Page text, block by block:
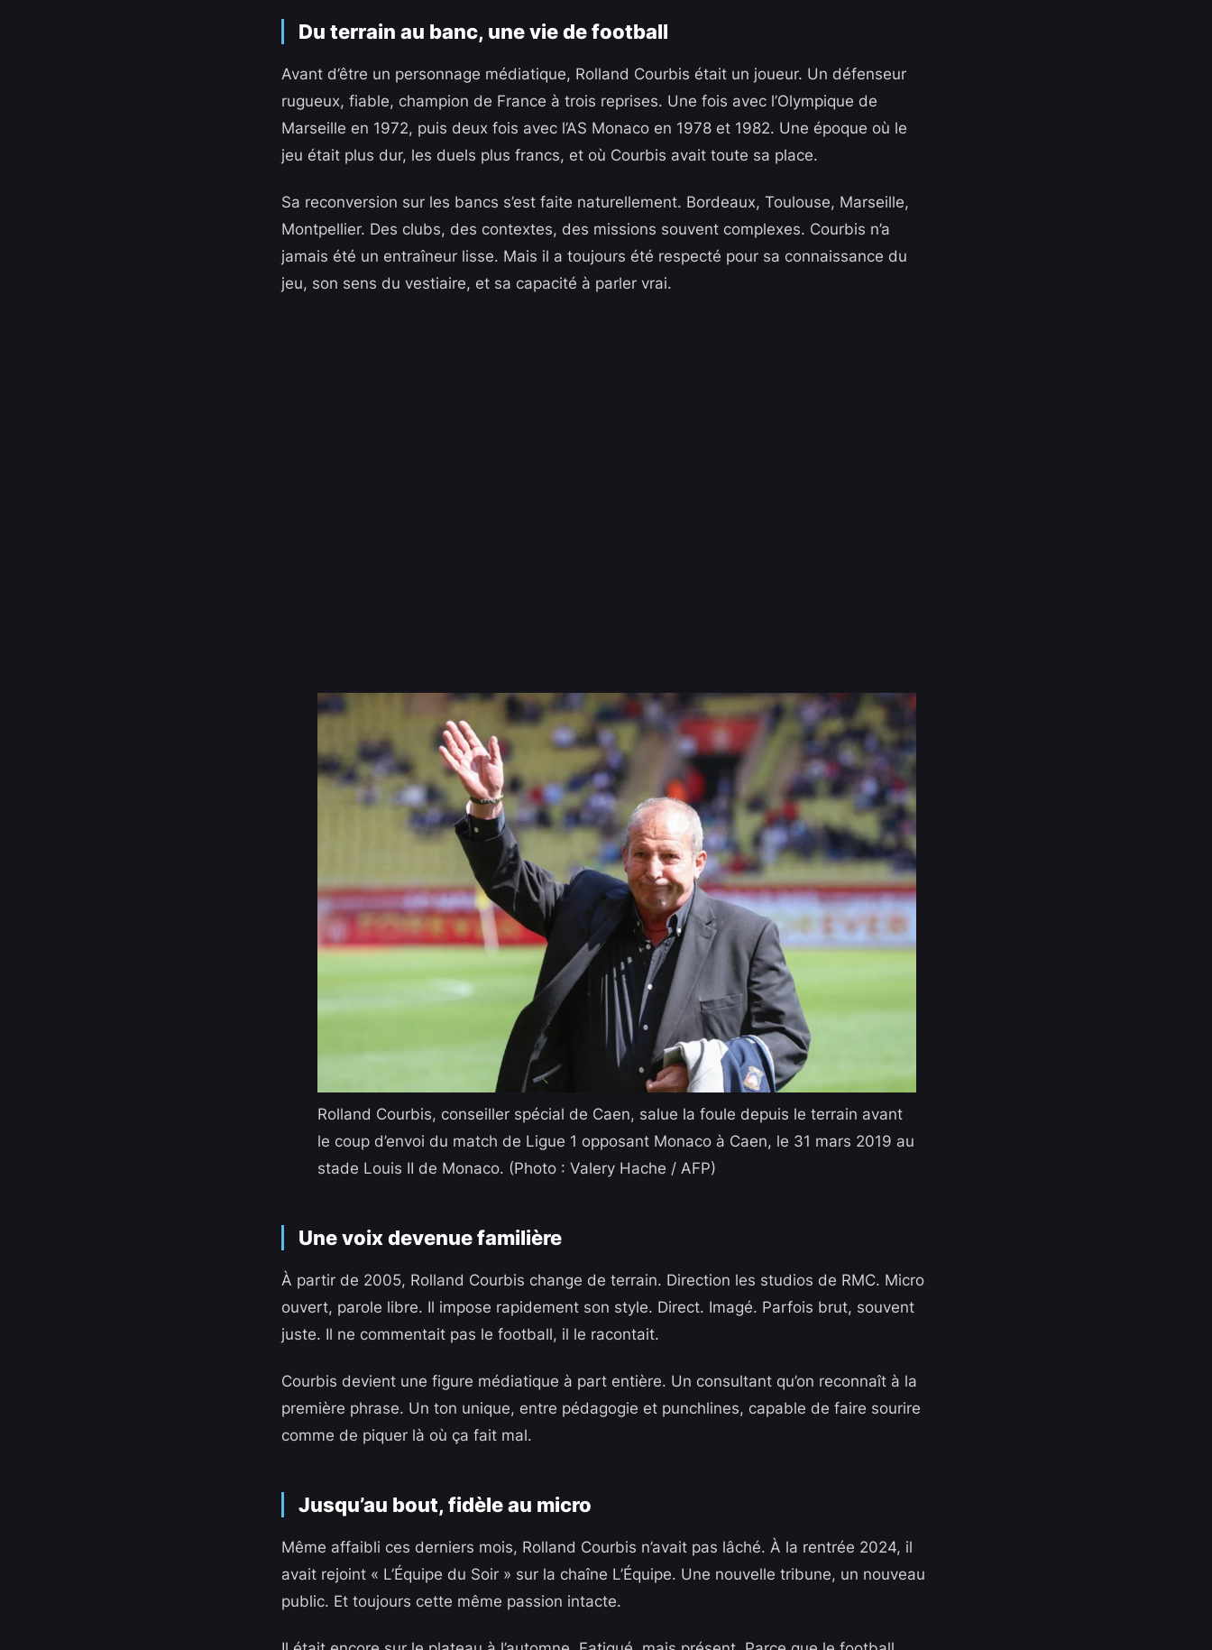
Du terrain au banc, une vie de football
Avant d’être un personnage médiatique, Rolland Courbis était un joueur. Un défenseur
rugueux, fiable, champion de France à trois reprises. Une fois avec l’Olympique de
Marseille en 1972, puis deux fois avec l’AS Monaco en 1978 et 1982. Une époque où le
jeu était plus dur, les duels plus francs, et où Courbis avait toute sa place.
Sa reconversion sur les bancs s’est faite naturellement. Bordeaux, Toulouse, Marseille,
Montpellier. Des clubs, des contextes, des missions souvent complexes. Courbis n’a
jamais été un entraîneur lisse. Mais il a toujours été respecté pour sa connaissance du
jeu, son sens du vestiaire, et sa capacité à parler vrai.
Rolland Courbis, conseiller spécial de Caen, salue la foule depuis le terrain avant
le coup d’envoi du match de Ligue 1 opposant Monaco à Caen, le 31 mars 2019 au
stade Louis II de Monaco. (Photo : Valery Hache / AFP)
Une voix devenue familière
À partir de 2005, Rolland Courbis change de terrain. Direction les studios de RMC. Micro
ouvert, parole libre. Il impose rapidement son style. Direct. Imagé. Parfois brut, souvent
juste. Il ne commentait pas le football, il le racontait.
Courbis devient une figure médiatique à part entière. Un consultant qu’on reconnaît à la
première phrase. Un ton unique, entre pédagogie et punchlines, capable de faire sourire
comme de piquer là où ça fait mal.
Jusqu’au bout, fidèle au micro
Même affaibli ces derniers mois, Rolland Courbis n’avait pas lâché. À la rentrée 2024, il
avait rejoint « L’Équipe du Soir » sur la chaîne L’Équipe. Une nouvelle tribune, un nouveau
public. Et toujours cette même passion intacte.